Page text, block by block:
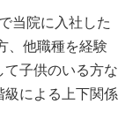
当院に入社した
、他職種を経験
て子供のいる方な
級による上下関係